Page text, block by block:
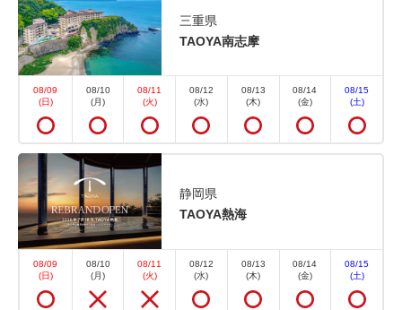
【ブルーロックプラン】ここでし
か手に入らない！限定ノベルティ5
点セット付★コラボ満喫プラン
朝食・夕食 現地払い・Web決済
in 15:00~ 19:00 / out 11:00まで
ブルーロック×大江戸温泉物語のコラボを記念した、
特別な1泊2食付きプランです！ 温泉で癒され、お腹
いっぱいの豪華バイキング（朝夕2食）を堪能しなが
ら、館内に広がるブルーロックの世界観をたっぷり満
三重県
TAOYA南志摩
08/09
(日)
08/10
(月)
08/11
(火)
08/12
(水)
08/13
(木)
08/14
(金)
08/15
(土)
静岡県
TAOYA熱海
08/09
(日)
08/10
(月)
08/11
(火)
08/12
(水)
08/13
(木)
08/14
(金)
08/15
(土)